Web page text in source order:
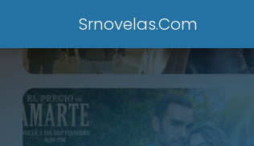
Srnovelas.Com